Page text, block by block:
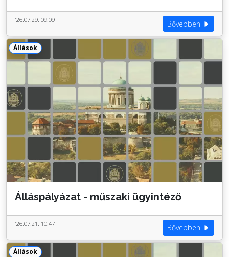
'26.07.29. 09:09 Bővebben
Állások
Álláspályázat - műszaki ügyintéző
'26.07.21. 10:47 Bővebben
Állások